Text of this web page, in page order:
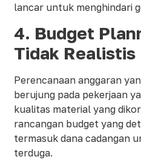
lancar untuk menghindari
4. Budget
Tidak Realistis
Perencanaan anggaran
berujung pada pekerjaan
kualitas material yang
rancangan budget yang
termasuk dana cadangan
terduga.